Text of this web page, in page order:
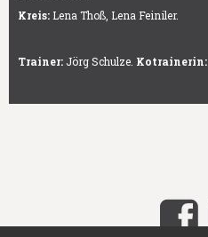
Kreis: Lena Thoß, Lena Feiniler.
Trainer: Jörg Schulze. Kotrainerin: